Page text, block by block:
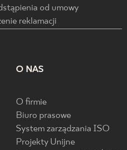
od umowy
reklamacji
O NAS
O firmie
Biuro prasowe
System zarządzania ISO
Projekty Unijne